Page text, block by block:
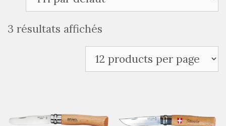
3 résultats affichés